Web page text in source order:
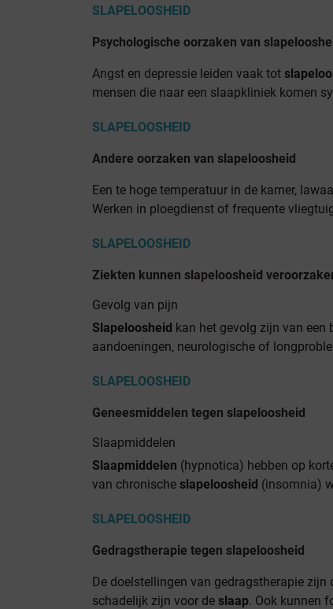
SLAPELOOSHEID
Psychologische oorzaken van
Angst en depressie leiden vaak tot
mensen die naar een slaapkliniek komen
SLAPELOOSHEID
Andere oorzaken van slapeloosheid
Een te hoge temperatuur in de kamer,
Werken in ploegdienst of frequente
SLAPELOOSHEID
Ziekten kunnen slapeloosheid
Gevolg van pijn
Slapeloosheid kan het gevolg zijn van een
aandoeningen, neurologische of
SLAPELOOSHEID
Geneesmiddelen tegen slapeloosheid
Slaapmiddelen
Slaapmiddelen (hypnotica) hebben op
van chronische slapeloosheid (insomnia)
SLAPELOOSHEID
Gedragstherapie tegen slapeloosheid
De doelstellingen van gedragstherapie
schadelijk zijn voor de slaap. Ook kunnen